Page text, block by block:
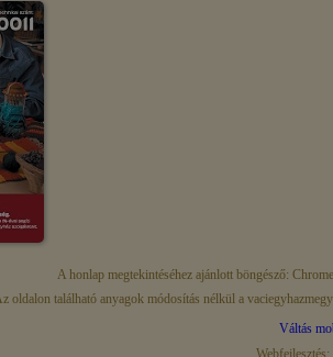
A honlap megtekintéséhez ajánlott böngésző:
oldalon található anyagok módosítás nélkül a
Váltás